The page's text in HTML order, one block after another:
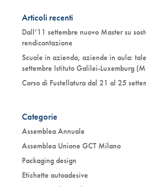
Articoli recenti
Dall’11 settembre nuovo Master su
rendicontazione
Scuole in azienda, aziende in aula:
settembre Istituto Galilei-Luxemburg
Corso di Fustellatura dal 21 al 25
Categorie
Assemblea Annuale
Assemblea Unione GCT Milano
Packaging design
Etichette autoadesive